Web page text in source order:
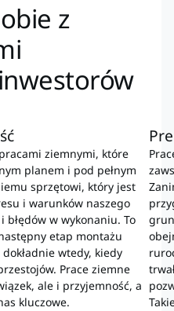
z
ziemnymi, które
planem i pod pełnym
sprzętowi, który jest
i warunków naszego
błędów w wykonaniu. To
etap montażu
wtedy, kiedy
Prace ziemne
ale i przyjemność, a
kluczowe.